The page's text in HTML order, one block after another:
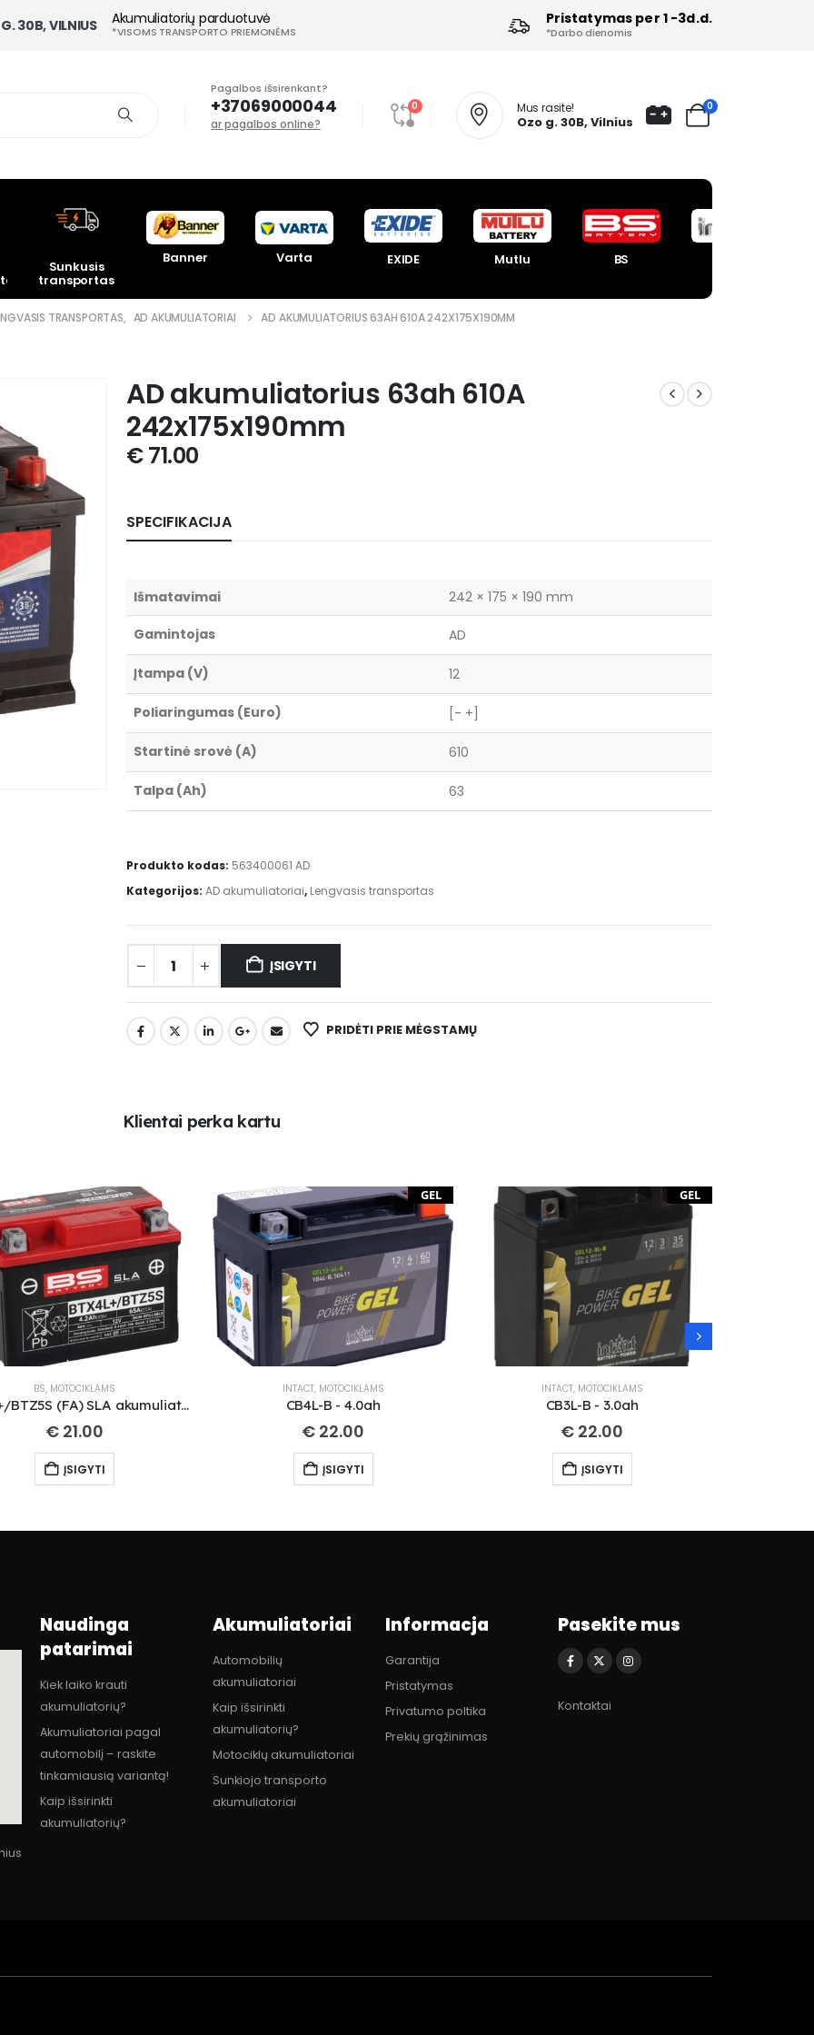
30B, VILNIUS Akumuliatorių parduotuvė
*VISOMS TRANSPORTO PRIEMONĖMS
Pristatymas per 1 -3d.d.
*Darbo dienomis
Pagalbos išsirenkant?
+37069000044
ar pagalbos online?
0 Mus rasite!
Ozo g. 30B, Vilnius
0
Sunkusis
transportas
Banner Varta EXIDE Mutlu BS
TRANSPORTAS, AD AKUMULIATORIAI AD AKUMULIATORIUS 63AH 610A 242X175X190MM
AD akumuliatorius 63ah 610A
242x175x190mm
€71.00
SPECIFIKACIJA
Išmatavimai 242 × 175 × 190 mm
Gamintojas AD
Įtampa (V) 12
Poliaringumas (Euro) [- +]
Startinė srovė (A) 610
Talpa (Ah) 63
Produkto kodas: 563400061 AD
Kategorijos: AD akumuliatoriai, Lengvasis transportas
ĮSIGYTI
PRIDĖTI PRIE MĖGSTAMŲ
Klientai perka kartu
BS, MOTOCIKLAMS
BTX4L+/BTZ5S (FA) SLA akumuliatorius
€21.00
ĮSIGYTI
GEL
INTACT, MOTOCIKLAMS
CB4L-B - 4.0ah
€ 22.00
ĮSIGYTI
GEL
INTACT, MOTOCIKLAMS
CB3L-B - 3.0ah
€ 22.00
ĮSIGYTI
Naudinga
patarimai
Kiek laiko krauti
akumuliatorių?
Akumuliatoriai pagal
automobilį – raskite
tinkamiausią variantą!
Kaip išsirinkti
akumuliatorių?
Akumuliatoriai
Automobilių
akumuliatoriai
Kaip išsirinkti
akumuliatorių?
Motociklų akumuliatoriai
Sunkiojo transporto
akumuliatoriai
Informacja
Garantija
Pristatymas
Privatumo poltika
Prekių grąžinimas
Pasekite mus
Kontaktai